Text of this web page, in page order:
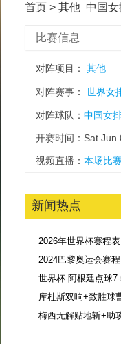
首页> 其他 中国
比赛信息
对阵项目： 其他
对阵赛事： 世界女
对阵球队： 中国女
开赛时间：Sat Jun
视频直播： 本场比
新闻热点
2026年世界杯赛程表
2024巴黎奥运会赛程
库杜斯双响+致胜球